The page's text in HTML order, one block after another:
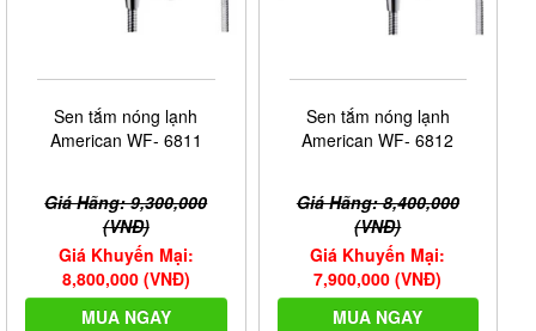
Sen tắm nóng lạnh
American WF- 6811
Giá Hãng: 9,300,000
(VNĐ)
Giá Khuyến Mại:
8,800,000 (VNĐ)
MUA NGAY
Sen tắm nóng lạnh
American WF- 6812
Giá Hãng: 8,400,000
(VNĐ)
Giá Khuyến Mại:
7,900,000 (VNĐ)
MUA NGAY